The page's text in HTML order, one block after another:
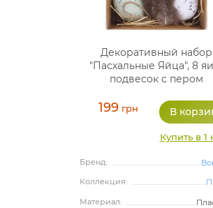
Декоративный набор
"Пасхальные Яйца", 8
подвесок с пером
199грн
Купить в 1
Бренд:
Коллекция:
Материал: